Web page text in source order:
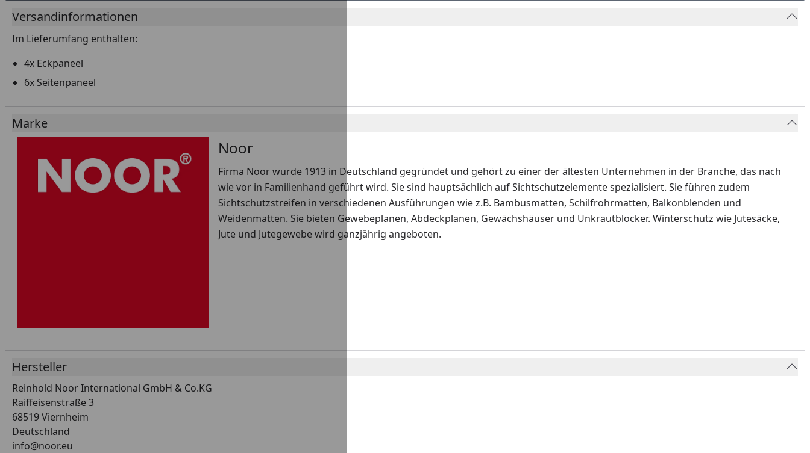
Versandinformationen
Im Lieferumfang enthalten:
4x Eckpaneel
6x Seitenpaneel
Marke
Noor
Firma Noor wurde 1913 in Deutschland gegründet und gehört zu einer der ältesten Unternehmen in der Branche, das nach
wie vor in Familienhand geführt wird. Sie sind hauptsächlich auf Sichtschutzelemente spezialisiert. Sie führen zudem
Sichtschutzstreifen in verschiedenen Ausführungen wie z.B. Bambusmatten, Schilfrohrmatten, Balkonblenden und
Weidenmatten. Sie bieten Gewebeplanen, Abdeckplanen, Gewächshäuser und Unkrautblocker. Winterschutz wie Jutesäcke,
Jute und Jutegewebe wird ganzjährig angeboten.
Hersteller
Reinhold Noor International GmbH & Co.KG
Raiffeisenstraße 3
68519 Viernheim
Deutschland
info@noor.eu